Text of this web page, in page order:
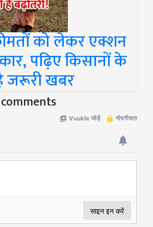
को लेकर एक्शन
पढ़िए किसानों के
जरूरी खबर